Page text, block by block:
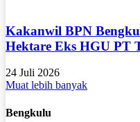
Kakanwil BPN
Hektare Eks HGU PT
24 Juli 2026
Muat lebih banyak
Bengkulu